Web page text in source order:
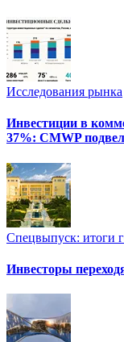
Исследования рынка
Инвестиции в
37%: CMWP
Спецвыпуск: итоги
Инвесторы